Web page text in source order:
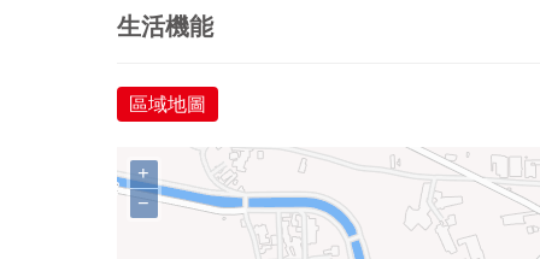
生活機能
區域地圖
+
−